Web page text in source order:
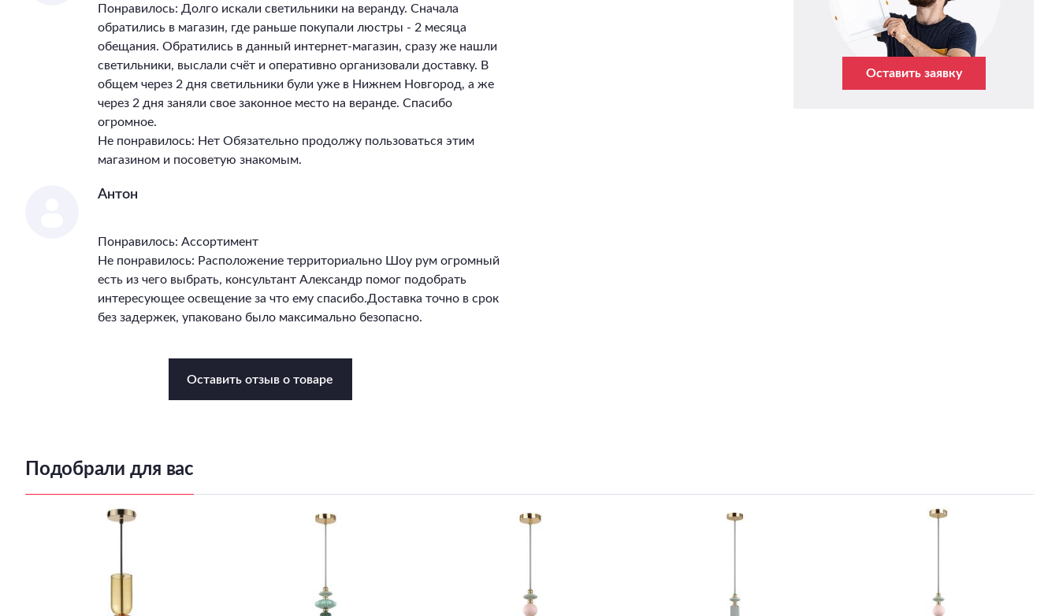
Понравилось: Долго искали светильники на веранду. Сначала
обратились в магазин, где раньше покупали люстры - 2 месяца
обещания. Обратились в данный интернет-магазин, сразу же нашли
светильники, выслали счёт и оперативно организовали доставку. В
общем через 2 дня светильники були уже в Нижнем Новгород, а же
через 2 дня заняли свое законное место на веранде. Спасибо
огромное.
Не понравилось: Нет Обязательно продолжу пользоваться этим
магазином и посоветую знакомым.
Антон
Понравилось: Ассортимент
Не понравилось: Расположение территориально Шоу рум огромный
есть из чего выбрать, консультант Александр помог подобрать
интересующее освещение за что ему спасибо.Доставка точно в срок
без задержек, упаковано было максимально безопасно.
Оставить отзыв о товаре
Оставить заявку
Подобрали для вас